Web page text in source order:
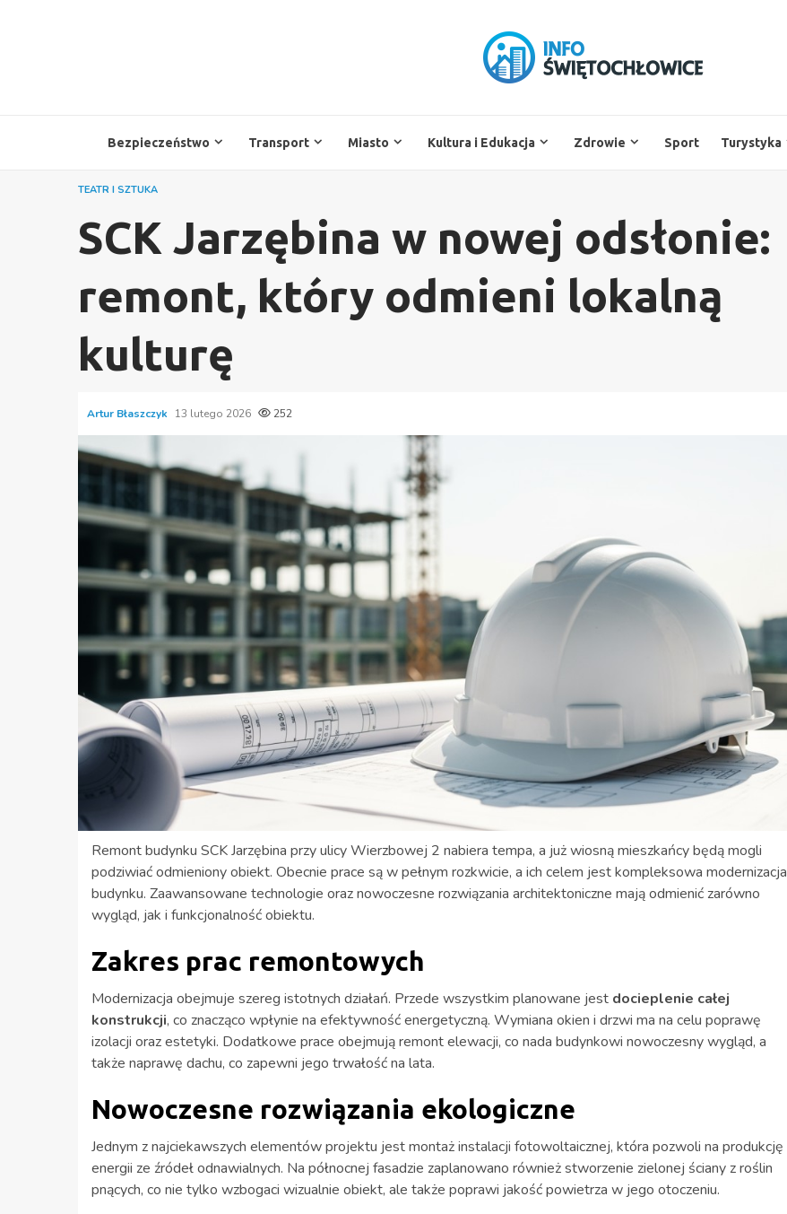
Bezpieczeństwo Transport Miasto Kultura i Edukacja Zdrowie Sport Turystyka
TEATR I SZTUKA
SCK Jarzębina w nowej odsłonie:
remont, który odmieni lokalną
kulturę
Artur Błaszczyk 13 lutego 2026 252
Remont budynku SCK Jarzębina przy ulicy Wierzbowej 2 nabiera tempa, a już wiosną mieszkańcy będą mogli
podziwiać odmieniony obiekt. Obecnie prace są w pełnym rozkwicie, a ich celem jest kompleksowa modernizacja
budynku. Zaawansowane technologie oraz nowoczesne rozwiązania architektoniczne mają odmienić zarówno
wygląd, jak i funkcjonalność obiektu.
Zakres prac remontowych
Modernizacja obejmuje szereg istotnych działań. Przede wszystkim planowane jest docieplenie całej
konstrukcji, co znacząco wpłynie na efektywność energetyczną. Wymiana okien i drzwi ma na celu poprawę
izolacji oraz estetyki. Dodatkowe prace obejmują remont elewacji, co nada budynkowi nowoczesny wygląd, a
także naprawę dachu, co zapewni jego trwałość na lata.
Nowoczesne rozwiązania ekologiczne
Jednym z najciekawszych elementów projektu jest montaż instalacji fotowoltaicznej, która pozwoli na produkcję
energii ze źródeł odnawialnych. Na północnej fasadzie zaplanowano również stworzenie zielonej ściany z roślin
pnących, co nie tylko wzbogaci wizualnie obiekt, ale także poprawi jakość powietrza w jego otoczeniu.